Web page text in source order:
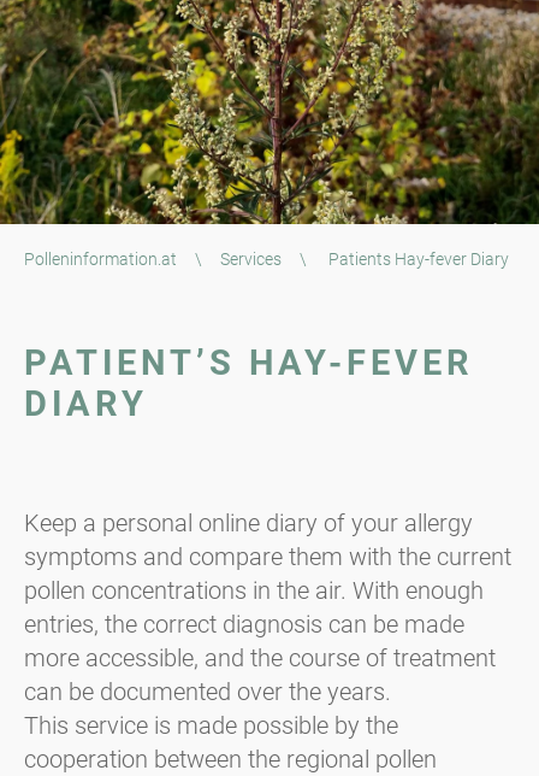
Polleninformation.at \ Services \ Patients Hay-fever Diary
PATIENT’S HAY-FEVER
DIARY
Keep a personal online diary of your allergy
symptoms and compare them with the current
pollen concentrations in the air. With enough
entries, the correct diagnosis can be made
more accessible, and the course of treatment
can be documented over the years.
This service is made possible by the
cooperation between the regional pollen